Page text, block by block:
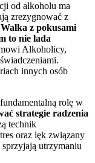
od alkoholu ma
zrezygnować z
Walka z pokusami
to nie lada
Alkoholicy,
innych osób
rolę w
strategie radzenia
technik
oraz lęk związany
sprzyjają utrzymaniu